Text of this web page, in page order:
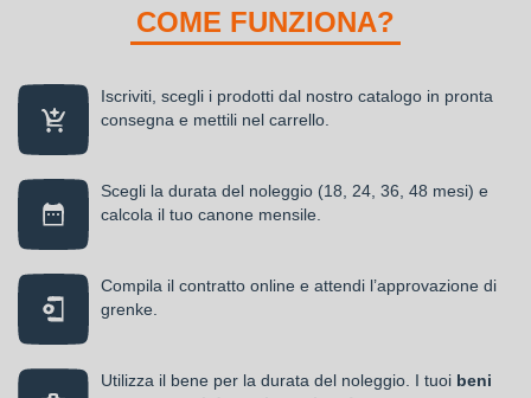
COME FUNZIONA?
Iscriviti, scegli i prodotti dal nostro catalogo in pronta
consegna e mettili nel carrello.
Scegli la durata del noleggio (18, 24, 36, 48 mesi) e
calcola il tuo canone mensile.
Compila il contratto online e attendi l’approvazione di
grenke.
Utilizza il bene per la durata del noleggio. I tuoi beni